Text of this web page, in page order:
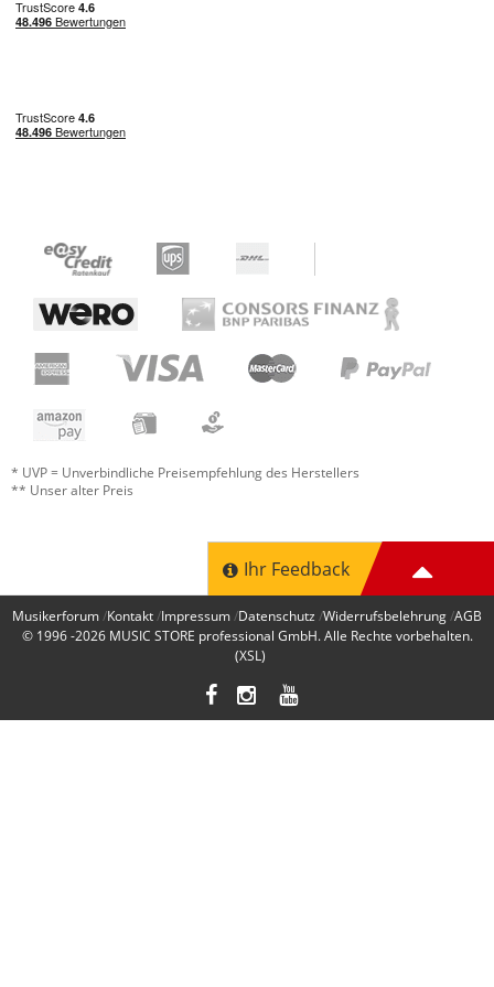
4 von 4 fanden diese Rezension hilfreich
* UVP = Unverbindliche Preisempfehlung des Herstellers
** Unser alter Preis
Ihr Feedback
Musikerforum Kontakt Impressum Datenschutz Widerrufsbelehrung AGB
© 1996 -2026 MUSIC STORE professional GmbH. Alle Rechte vorbehalten.
(XSL)